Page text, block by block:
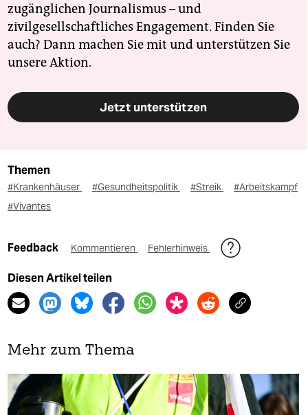
zugänglichen Journalismus – und
zivilgesellschaftliches Engagement. Finden Sie
auch? Dann machen Sie mit und unterstützen Sie
unsere Aktion.
Jetzt unterstützen
Themen
#Krankenhäuser #Gesundheitspolitik #Streik
#Arbeitskampf
#Vivantes
Feedback Kommentieren Fehlerhinweis
Diesen Artikel teilen
Mehr zum Thema